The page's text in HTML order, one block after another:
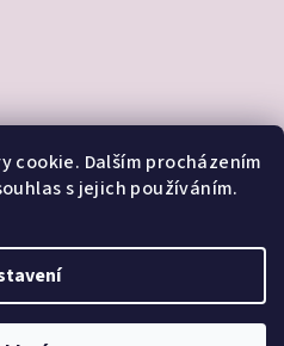
cookie. Dalším procházením
s jejich používáním.